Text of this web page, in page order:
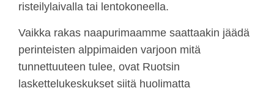
risteilylaivalla tai lentokoneella.
Vaikka rakas naapurimaamme saattaakin jäädä
perinteisten alppimaiden varjoon mitä
tunnettuuteen tulee, ovat Ruotsin
laskettelukeskukset siitä huolimatta